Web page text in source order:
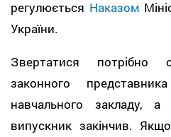
регулюється Наказом
України.
Звертатися потрібно
законного
навчального закладу,
випускник закінчив.